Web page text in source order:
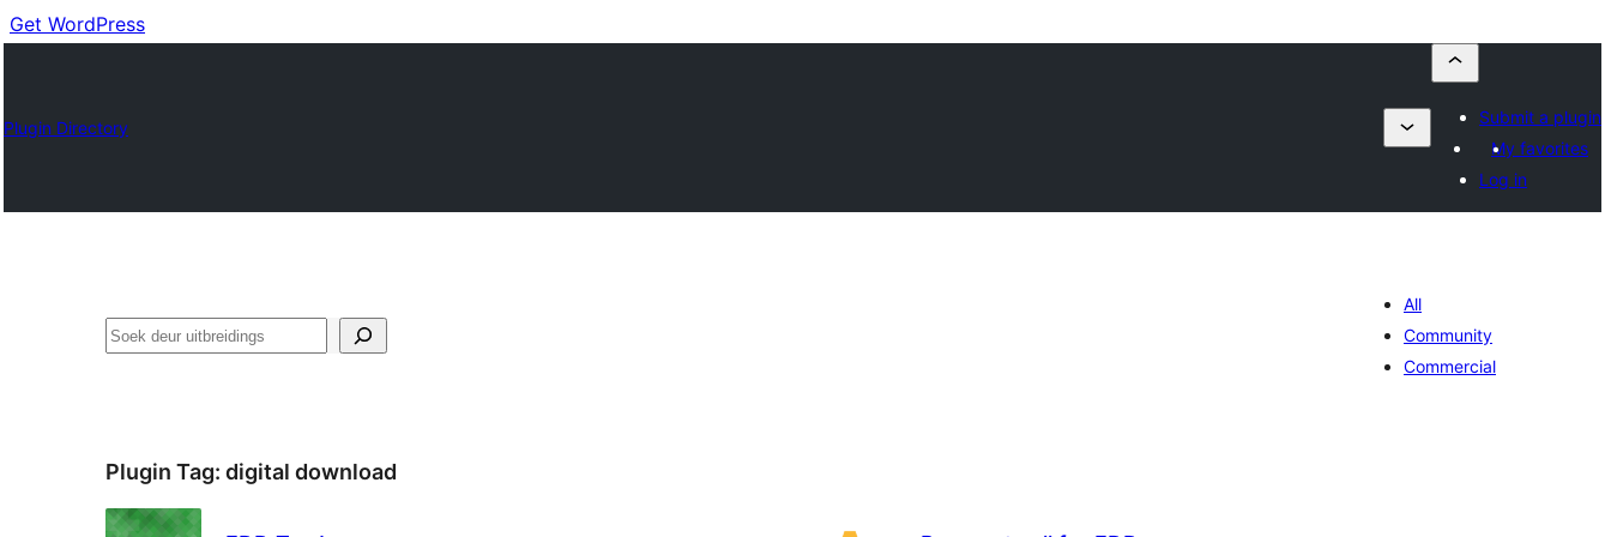
Get WordPress
Plugin Directory
Submit a plugin
My favorites
Log in
Soek
All
Community
Commercial
Plugin Tag: digital download